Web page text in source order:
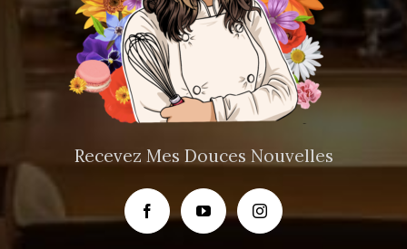
Recevez Mes Douces Nouvelles